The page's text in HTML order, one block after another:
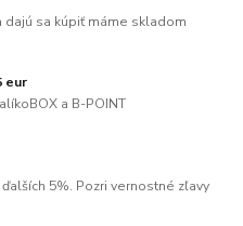
dajú sa kúpiť máme skladom
eur
a B-POINT
5%. Pozri vernostné zľavy